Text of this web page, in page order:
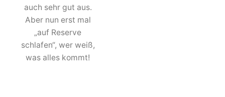
auch sehr gut aus.
Aber nun erst mal
„auf Reserve
schlafen“, wer weiß,
was alles kommt!